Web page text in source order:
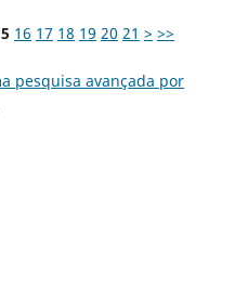
16 17 18 19 20 21 > >>
pesquisa avançada por